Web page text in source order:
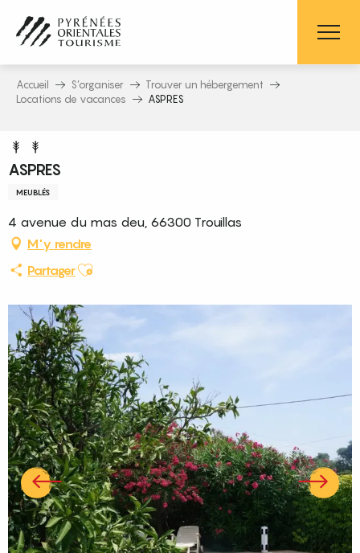
contenu
principal
Accueil S’organiser
Trouver un hébergement
Locations de vacances
ASPRES
ASPRES
MEUBLÉS
4 avenue du mas deu, 66300 Trouillas
M'y rendre
PartagerAjouter aux favoris